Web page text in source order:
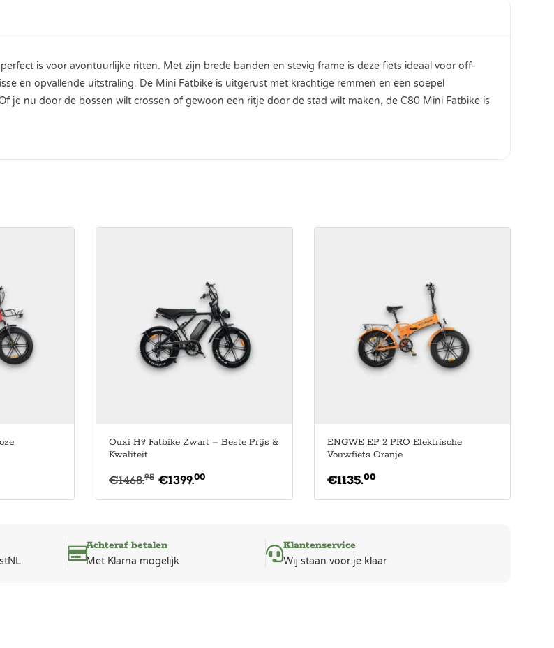
is voor avontuurlijke ritten. Met zijn brede banden en stevig frame is deze fiets ideaal voor off-
en opvallende uitstraling. De Mini Fatbike is uitgerust met krachtige remmen en een soepel
je nu door de bossen wilt crossen of gewoon een ritje door de stad wilt maken, de C80 Mini Fatbike is
Ouxi H9 Fatbike Zwart – Beste Prijs &
Kwaliteit
€1468.95 €1399.00
ENGWE EP 2 PRO Elektrische
Vouwfiets Oranje
€1135.00
Achteraf betalen
Met Klarna mogelijk
Klantenservice
Wij staan voor je klaar